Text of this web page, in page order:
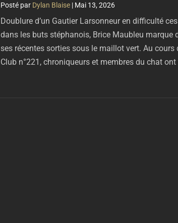
par Dylan Blaise | Mai 13, 2026
Doublure d’un Gautier Larsonneur en difficulté
dans les buts stéphanois, Brice Maubleu marque
ses récentes sorties sous le maillot vert. Au cours
Club n°221, chroniqueurs et membres du chat ont